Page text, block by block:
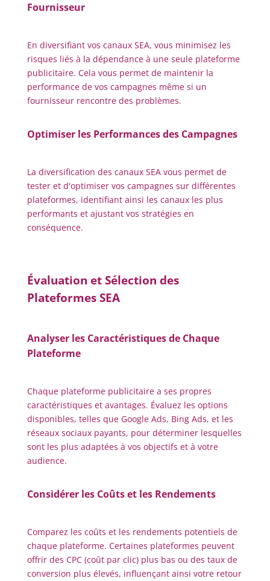
Fournisseur
En diversifiant vos canaux SEA, vous minimisez les
risques liés à la dépendance à une seule plateforme
publicitaire. Cela vous permet de maintenir la
performance de vos campagnes même si un
fournisseur rencontre des problèmes.
Optimiser les Performances des Campagnes
La diversification des canaux SEA vous permet de
tester et d'optimiser vos campagnes sur différentes
plateformes, identifiant ainsi les canaux les plus
performants et ajustant vos stratégies en
conséquence.
Évaluation et Sélection des
Plateformes SEA
Analyser les Caractéristiques de Chaque
Plateforme
Chaque plateforme publicitaire a ses propres
caractéristiques et avantages. Évaluez les options
disponibles, telles que Google Ads, Bing Ads, et les
réseaux sociaux payants, pour déterminer lesquelles
sont les plus adaptées à vos objectifs et à votre
audience.
Considérer les Coûts et les Rendements
Comparez les coûts et les rendements potentiels de
chaque plateforme. Certaines plateformes peuvent
offrir des CPC (coût par clic) plus bas ou des taux de
conversion plus élevés, influençant ainsi votre retour